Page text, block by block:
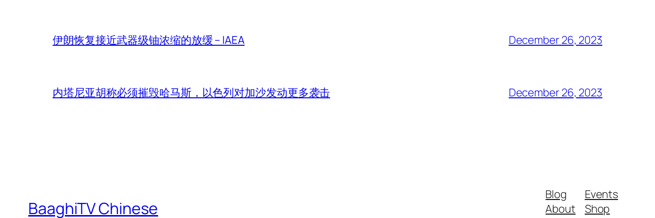
伊朗恢复接近武器级铀浓缩的放缓 – IAEA December 26, 2023
内塔尼亚胡称必须摧毁哈马斯，以色列对加沙发动更多袭击 December 26, 2023
BaaghiTV Chinese
Blog
About
Events
Shop